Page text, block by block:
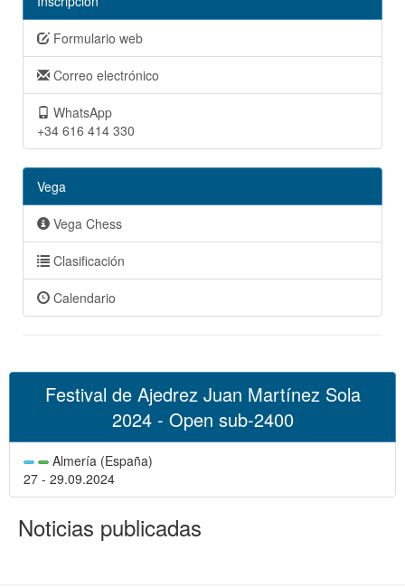
Formulario web
Correo electrónico
WhatsApp
+34 616 414 330
Vega
Vega Chess
Clasificación
Calendario
Festival de Ajedrez Juan Martínez Sola
2024 - Open sub-2400
Almería (España)
27 - 29.09.2024
Noticias publicadas